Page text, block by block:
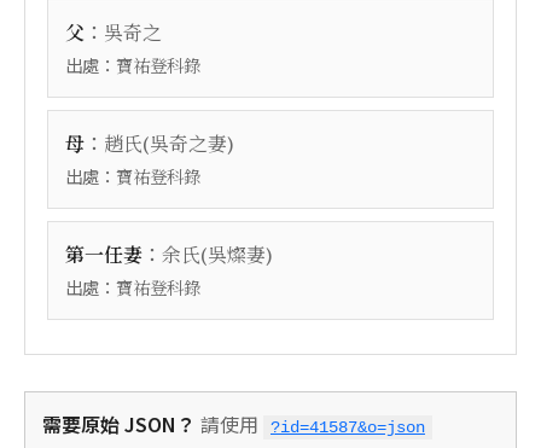
父 ： 吳奇之
出處： 寶祐登科錄
母 ： 趙氏(吳奇之妻)
出處： 寶祐登科錄
第一任妻 ： 余氏(吳燦妻)
出處： 寶祐登科錄
需要原始 JSON？ 請使用 ?id=41587&o=json